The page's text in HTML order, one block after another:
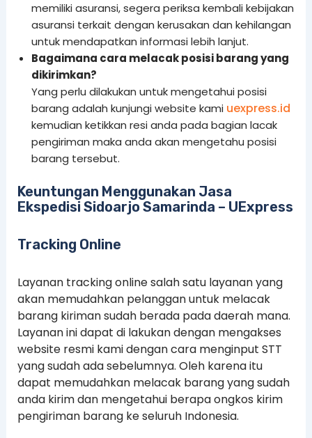
memiliki asuransi, segera periksa kembali kebijakan
asuransi terkait dengan kerusakan dan kehilangan
untuk mendapatkan informasi lebih lanjut.
Bagaimana cara melacak posisi barang yang
dikirimkan?
Yang perlu dilakukan untuk mengetahui posisi
barang adalah kunjungi website kami uexpress.id
kemudian ketikkan resi anda pada bagian lacak
pengiriman maka anda akan mengetahu posisi
barang tersebut.
Keuntungan Menggunakan Jasa
Ekspedisi Sidoarjo Samarinda – UExpress
Tracking Online
Layanan tracking online salah satu layanan yang
akan memudahkan pelanggan untuk melacak
barang kiriman sudah berada pada daerah mana.
Layanan ini dapat di lakukan dengan mengakses
website resmi kami dengan cara menginput STT
yang sudah ada sebelumnya. Oleh karena itu
dapat memudahkan melacak barang yang sudah
anda kirim dan mengetahui berapa ongkos kirim
pengiriman barang ke seluruh Indonesia.